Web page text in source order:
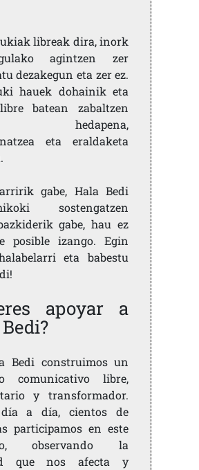
libreak dira, inork
agintzen zer
dezakegun eta zer ez.
hauek dohainik eta
batean zabaltzen
hedapena,
eta eraldaketa
gabe, Hala Bedi
sostengatzen
gabe, hau ez
posible izango. Egin
eta babestu
apoyar a
Bedi construimos un
comunicativo libre,
y transformador.
a día, cientos de
participamos en este
observando la
que nos afecta y